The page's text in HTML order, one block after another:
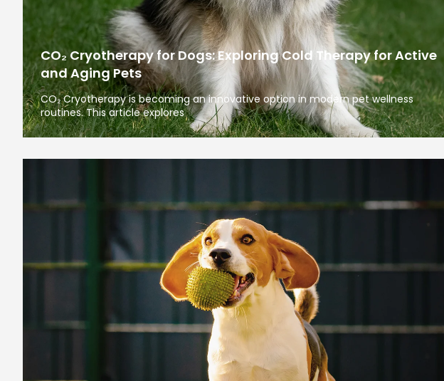
CO₂ Cryotherapy for Dogs: Exploring Cold Therapy for Active
and Aging Pets
CO₂ Cryotherapy is becoming an innovative option in modern pet wellness
routines. This article explores